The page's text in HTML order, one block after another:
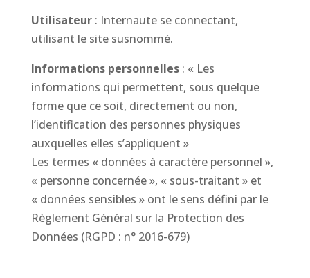
Utilisateur : Internaute se connectant,
utilisant le site susnommé.
Informations personnelles: « Les
informations qui permettent, sous quelque
forme que ce soit, directement ou non,
l’identification des personnes physiques
auxquelles elles s’appliquent »
Les termes « données à caractère personnel »,
« personne concernée », « sous-traitant » et
« données sensibles » ont le sens défini par le
Règlement Général sur la Protection des
Données (RGPD : n° 2016-679)